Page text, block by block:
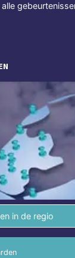
in de regio